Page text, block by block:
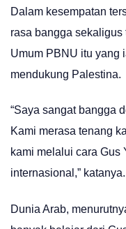
Dalam kesempatan
rasa bangga
Umum PBNU itu yang
mendukung Palestina.
“Saya sangat bangga
Kami merasa tenang
kami melalui cara Gus
internasional,” katanya.
Dunia Arab,